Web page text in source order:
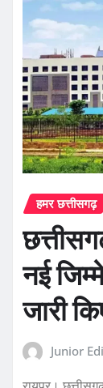
हमर छत्तीसगढ़
नई
जारी
Junior